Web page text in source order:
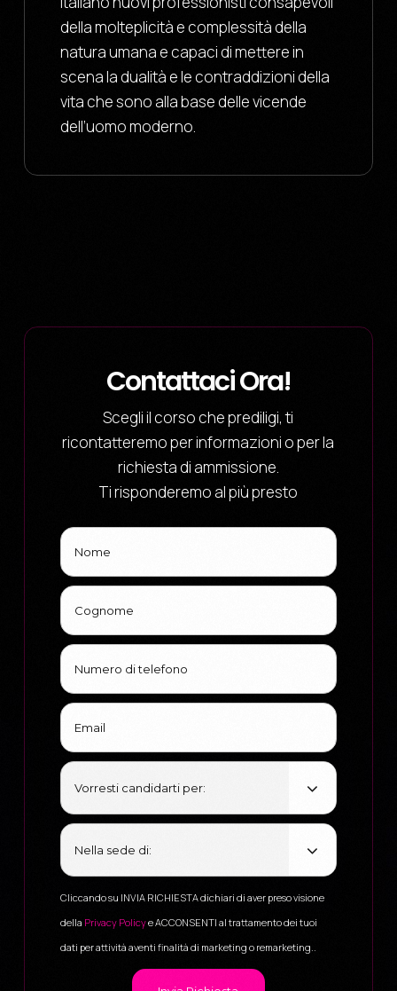
della molteplicità e complessità della
natura umana e capaci di mettere in
scena la dualità e le contraddizioni della
vita che sono alla base delle vicende
dell’uomo moderno.
Contattaci Ora!
Scegli il corso che prediligi, ti
ricontatteremo per informazioni o per la
richiesta di ammissione.
Ti risponderemo al più presto
Cliccando su INVIA RICHIESTA dichiari di aver preso visione
della Privacy Policye ACCONSENTI al trattamento dei tuoi
dati per attività aventi finalità di marketing o remarketing..